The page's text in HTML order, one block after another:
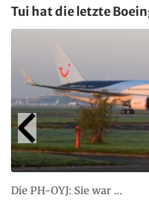
Tui hat die letzte
Die PH-OYJ: Sie war ...